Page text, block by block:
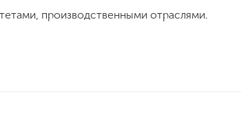
производственными отраслями.